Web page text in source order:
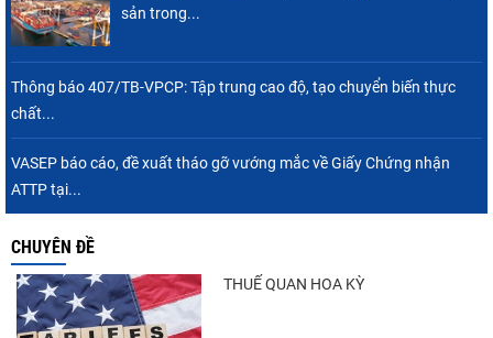
sản trong...
Thông báo 407/TB-VPCP: Tập trung cao độ, tạo chuyển biến thực
chất...
VASEP báo cáo, đề xuất tháo gỡ vướng mắc về Giấy Chứng nhận
ATTP tại...
CHUYÊN ĐỀ
THUẾ QUAN HOA KỲ